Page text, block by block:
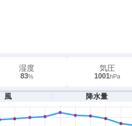
湿度
83%
気圧
1001hPa
風 降水量